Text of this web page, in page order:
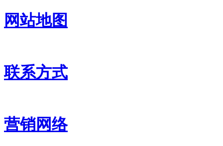
网站地图
联系方式
营销网络